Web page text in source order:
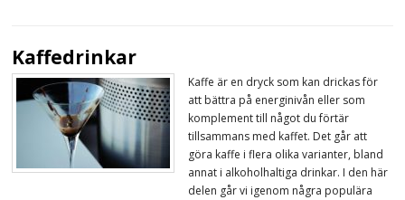
Kaffedrinkar
Kaffe är en dryck som kan drickas för
att bättra på energinivån eller som
komplement till något du förtär
tillsammans med kaffet. Det går att
göra kaffe i flera olika varianter, bland
annat i alkoholhaltiga drinkar. I den här
delen går vi igenom några populära